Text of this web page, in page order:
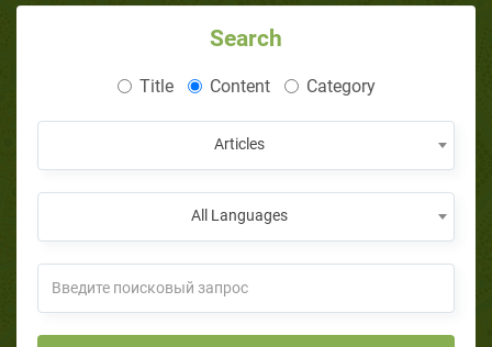
Search
Title Content Category
Articles
All Languages